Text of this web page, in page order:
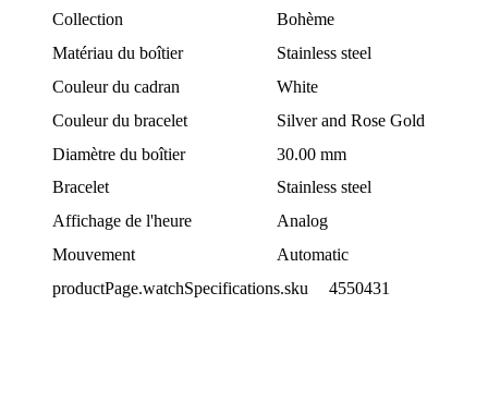
Collection
Bohème
Matériau du boîtier
Stainless steel
Couleur du cadran
White
Couleur du bracelet
Silver and Rose Gold
Diamètre du boîtier
30.00 mm
Bracelet
Stainless steel
Affichage de l'heure
Analog
Mouvement
Automatic
productPage.watchSpecifications.sku
4550431